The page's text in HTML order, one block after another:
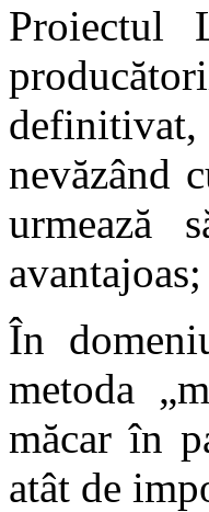
Proiectul
nevăzând
urmează
avantajoas;
În
metoda
măcar în
atât de